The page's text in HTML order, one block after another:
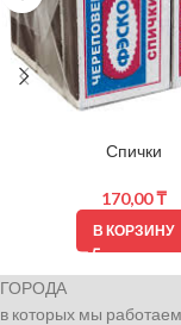
Спички
170,00₸
В КОРЗИНУ
ГОРОДА
в которых мы работаем